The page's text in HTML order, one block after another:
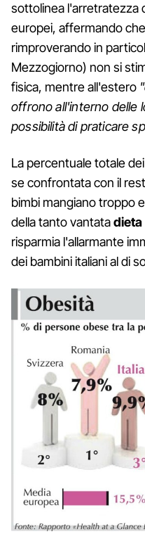
sottolinea l'arretratezza
europei, affermando
rimproverando in
Mezzogiorno) non si
fisica, mentre all'estero
offrono all'interno delle
possibilità di praticare
La percentuale totale
se confrontata con il
bimbi mangiano troppo
della tanto vantata
risparmia l'allarmante
dei bambini italiani al di